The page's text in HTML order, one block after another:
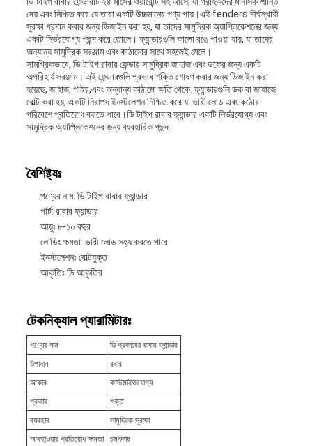
দেয় এবং নিশ্চিত করে যে তারা একটি উচ্চমানের পণ্য পায়।এই fenders দীর্ঘস্থায়ী
সুরক্ষা প্রদান করার জন্য ডিজাইন করা হয়, যা তাদের সামুদ্রিক অ্যাপ্লিকেশনের জন্য
একটি নির্ভরযোগ্য পছন্দ করে তোলে। ফ্যান্ডারগুলি কালো রঙে পাওয়া যায়, যা তাদের
অন্যান্য সামুদ্রিক সরঞ্জাম এবং কাঠামোর সাথে সহজেই মেলে।
সামগ্রিকভাবে, ডি টাইপ রাবার ফেন্ডার সামুদ্রিক জাহাজ এবং ডকের জন্য একটি
অপরিহার্য সরঞ্জাম। এই ফেন্ডারগুলি প্রভাব শক্তি শোষণ করার জন্য ডিজাইন করা
হয়েছে, জাহাজ, পাইর,এবং অন্যান্য কাঠামো ক্ষতি থেকে. ফ্যান্ডারগুলি ডক বা জাহাজে
বোল্ট করা হয়, একটি নিরাপদ ইনস্টলেশন নিশ্চিত করে যা ভারী লোড এবং কঠোর
পরিবেশে প্রতিরোধ করতে পারে।ডি টাইপ রাবার ফ্যান্ডার একটি নির্ভরযোগ্য এবং
সামুদ্রিক অ্যাপ্লিকেশনের জন্য ব্যবহারিক পছন্দ.
বৈশিষ্ট্যঃ
পণ্যের নাম: ডি টাইপ রাবার ফ্যান্ডার
পার্ট: রাবার ফ্যান্ডার
আয়ুঃ ৮-১০ বছর
লোডিং ক্ষমতা: ভারী লোড সহ্য করতে পারে
ইনস্টলেশনঃ বোল্টযুক্ত
আকৃতিঃ ডি আকৃতির
টেকনিক্যাল প্যারামিটারঃ
পণ্যের নাম
ডি প্রকারের রাবার ফ্যান্ডার
উপাদান
রবার
আকার
কাস্টমাইজযোগ্য
প্রকার
শক্ত
ব্যবহার
সামুদ্রিক সুরক্ষা
আবহাওয়ার প্রতিরোধ ক্ষমতা
চমৎকার